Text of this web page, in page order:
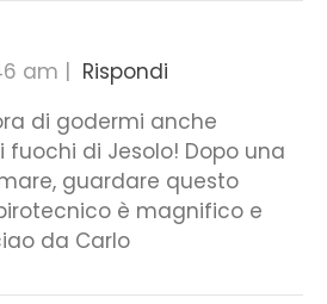
am | Rispondi
di godermi anche
fuochi di Jesolo! Dopo una
guardare questo
è magnifico e
da Carlo